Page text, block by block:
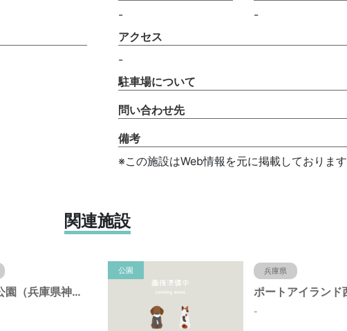
-
-
アクセス
-
駐車場について
問い合わせ先
備考
※この施設はWeb情報を元に掲載しております
関連施設
岩岡町公園（兵庫県神戸市）
公園 兵庫県
-